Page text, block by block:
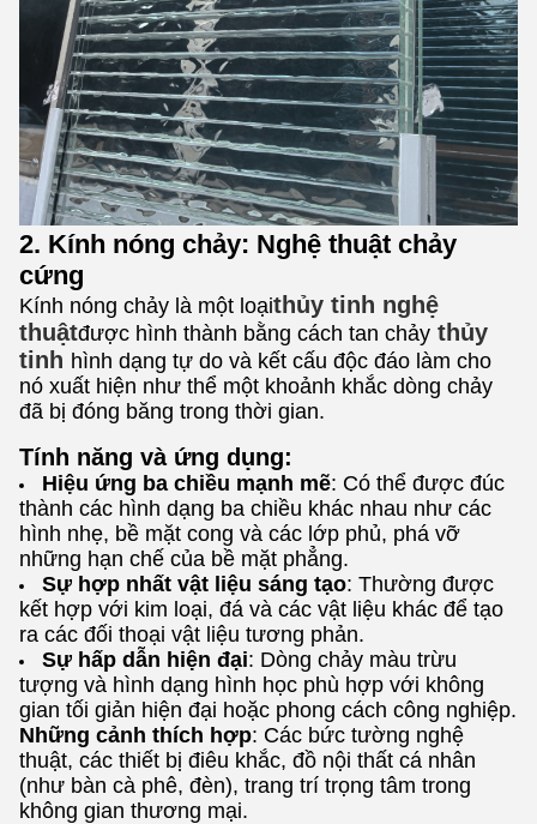
2. Kính nóng chảy: Nghệ thuật chảy
cứng
Kính nóng chảy là một loạithủy tinh nghệ
thuậtđược hình thành bằng cách tan chảy thủy
tinh hình dạng tự do và kết cấu độc đáo làm cho
nó xuất hiện như thể một khoảnh khắc dòng chảy
đã bị đóng băng trong thời gian.
Tính năng và ứng dụng:
Hiệu ứng ba chiều mạnh mẽ: Có thể được đúc
thành các hình dạng ba chiều khác nhau như các
hình nhẹ, bề mặt cong và các lớp phủ, phá vỡ
những hạn chế của bề mặt phẳng.
Sự hợp nhất vật liệu sáng tạo: Thường được
kết hợp với kim loại, đá và các vật liệu khác để tạo
ra các đối thoại vật liệu tương phản.
Sự hấp dẫn hiện đại: Dòng chảy màu trừu
tượng và hình dạng hình học phù hợp với không
gian tối giản hiện đại hoặc phong cách công nghiệp.
Những cảnh thích hợp: Các bức tường nghệ
thuật, các thiết bị điêu khắc, đồ nội thất cá nhân
(như bàn cà phê, đèn), trang trí trọng tâm trong
không gian thương mại.